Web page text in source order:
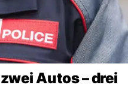
Autos – drei